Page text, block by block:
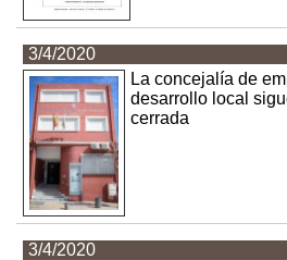
3/4/2020
La concejalía de
desarrollo local
cerrada
3/4/2020